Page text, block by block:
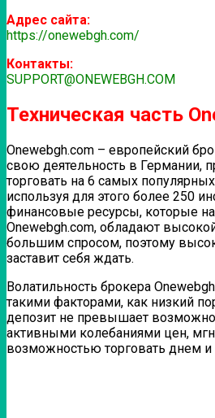
Адрес сайта:
https://onewebgh.com/
Контакты:
SUPPORT@ONEWEBGH.COM
Техническая часть
Onewebgh.com – европейский
свою деятельность в Германии,
торговать на 6 самых
используя для этого более 250
финансовые ресурсы, которые
Onewebgh.com, обладают
большим спросом, поэтому
заставит себя ждать.
Волатильность брокера
такими факторами, как низкий
депозит не превышает
активными колебаниями цен,
возможностью торговать днем